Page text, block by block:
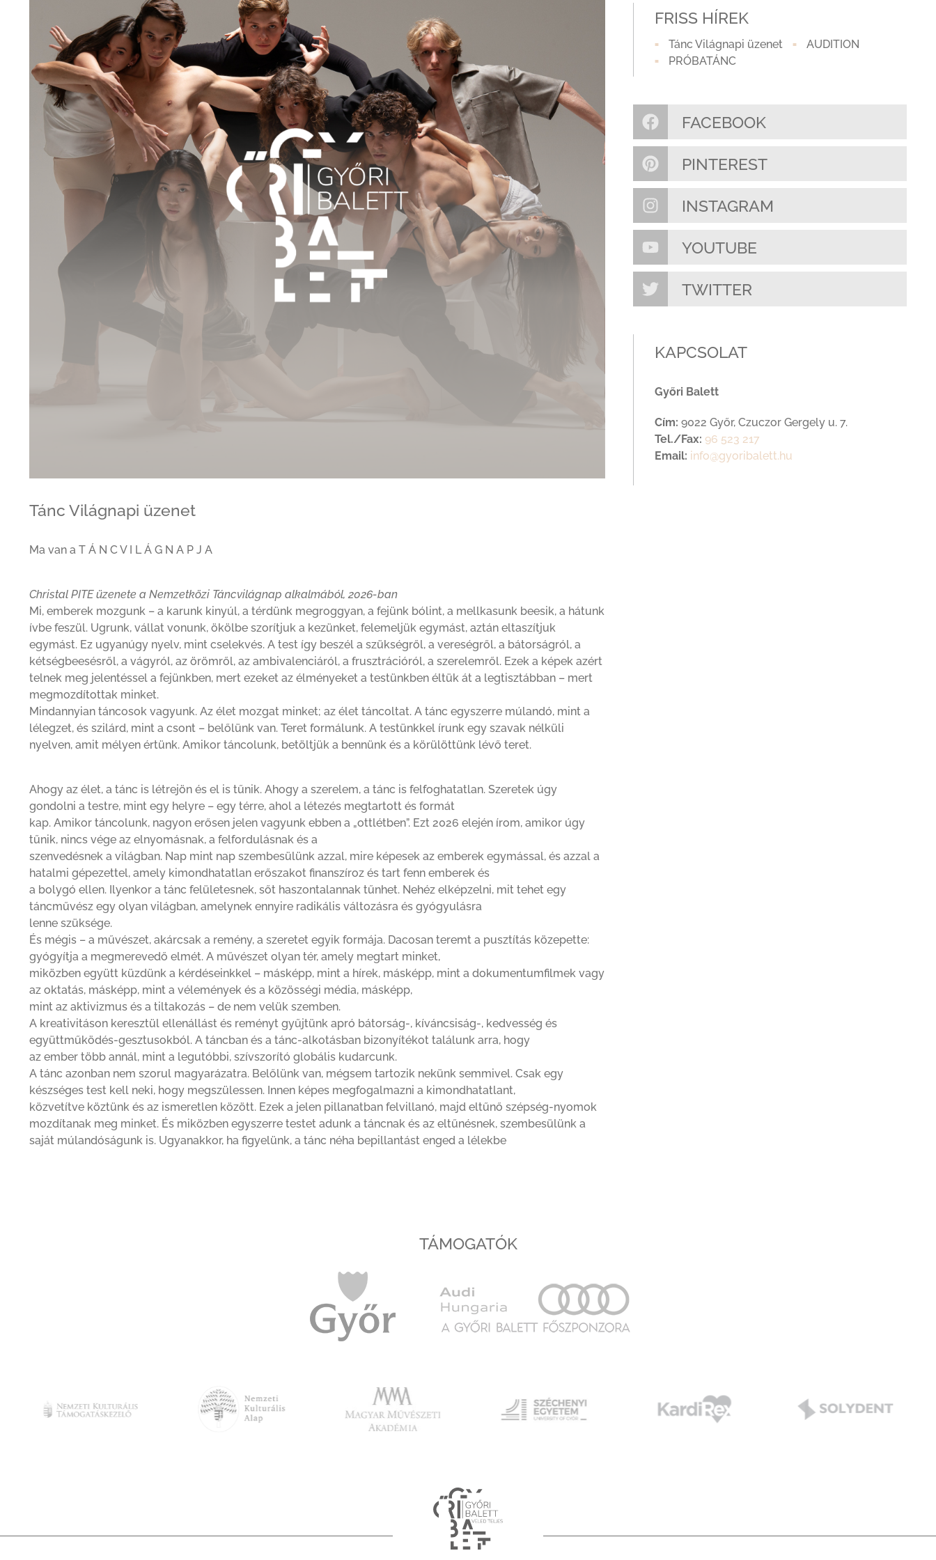
Tánc Világnapi üzenet
Ma van a T Á N C V I L Á G N A P J A
Christal PITE üzenete a Nemzetközi Táncvilágnap alkalmából, 2026-ban
Mi, emberek mozgunk – a karunk kinyúl, a térdünk megroggyan, a fejünk bólint, a mellkasunk beesik, a hátunk
ívbe feszül. Ugrunk, vállat vonunk, ökölbe szorítjuk a kezünket, felemeljük egymást, aztán eltaszítjuk
egymást. Ez ugyanúgy nyelv, mint cselekvés. A test így beszél a szükségről, a vereségről, a bátorságról, a
kétségbeesésről, a vágyról, az örömről, az ambivalenciáról, a frusztrációról, a szerelemről. Ezek a képek azért
telnek meg jelentéssel a fejünkben, mert ezeket az élményeket a testünkben éltük át a legtisztábban – mert
megmozdítottak minket.
Mindannyian táncosok vagyunk. Az élet mozgat minket; az élet táncoltat. A tánc egyszerre múlandó, mint a
lélegzet, és szilárd, mint a csont – belőlünk van. Teret formálunk. A testünkkel írunk egy szavak nélküli
nyelven, amit mélyen értünk. Amikor táncolunk, betöltjük a bennünk és a körülöttünk lévő teret.
Ahogy az élet, a tánc is létrejön és el is tűnik. Ahogy a szerelem, a tánc is felfoghatatlan. Szeretek úgy
gondolni a testre, mint egy helyre – egy térre, ahol a létezés megtartott és formát
kap. Amikor táncolunk, nagyon erősen jelen vagyunk ebben a „ottlétben”. Ezt 2026 elején írom, amikor úgy
tűnik, nincs vége az elnyomásnak, a felfordulásnak és a
szenvedésnek a világban. Nap mint nap szembesülünk azzal, mire képesek az emberek egymással, és azzal a
hatalmi gépezettel, amely kimondhatatlan erőszakot finanszíroz és tart fenn emberek és
a bolygó ellen. Ilyenkor a tánc felületesnek, sőt haszontalannak tűnhet. Nehéz elképzelni, mit tehet egy
táncművész egy olyan világban, amelynek ennyire radikális változásra és gyógyulásra
lenne szüksége.
És mégis – a művészet, akárcsak a remény, a szeretet egyik formája. Dacosan teremt a pusztítás közepette:
gyógyítja a megmerevedő elmét. A művészet olyan tér, amely megtart minket,
miközben együtt küzdünk a kérdéseinkkel – másképp, mint a hírek, másképp, mint a dokumentumfilmek vagy
az oktatás, másképp, mint a vélemények és a közösségi média, másképp,
mint az aktivizmus és a tiltakozás – de nem velük szemben.
A kreativitáson keresztül ellenállást és reményt gyűjtünk apró bátorság-, kíváncsiság-, kedvesség és
együttműködés-gesztusokból. A táncban és a tánc-alkotásban bizonyítékot találunk arra, hogy
az ember több annál, mint a legutóbbi, szívszorító globális kudarcunk.
A tánc azonban nem szorul magyarázatra. Belőlünk van, mégsem tartozik nekünk semmivel. Csak egy
készséges test kell neki, hogy megszülessen. Innen képes megfogalmazni a kimondhatatlant,
közvetítve köztünk és az ismeretlen között. Ezek a jelen pillanatban felvillanó, majd eltűnő szépség-nyomok
mozdítanak meg minket. És miközben egyszerre testet adunk a táncnak és az eltűnésnek, szembesülünk a
saját múlandóságunk is. Ugyanakkor, ha figyelünk, a tánc néha bepillantást enged a lélekbe
FRISS HÍREK
Tánc Világnapi üzenet
AUDITION
PRÓBATÁNC
FACEBOOK
PINTEREST
INSTAGRAM
YOUTUBE
TWITTER
KAPCSOLAT
Győri Balett
Cím: 9022 Győr, Czuczor Gergely u. 7.
Tel./Fax: 96 523 217
Email: info@gyoribalett.hu
TÁMOGATÓK